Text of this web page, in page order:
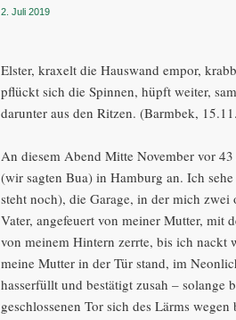
2. Juli 2019
Elster, kraxelt die Hauswand empor,
pflückt sich die Spinnen, hüpft weiter,
darunter aus den Ritzen. (Barmbek,
An diesem Abend Mitte November vor
(wir sagten Bua) in Hamburg an. Ich
steht noch), die Garage, in der mich
Vater, angefeuert von meiner Mutter, mit
von meinem Hintern zerrte, bis ich nackt
meine Mutter in der Tür stand, im
hasserfüllt und bestätigt zusah – solange
geschlossenen Tor sich des Lärms